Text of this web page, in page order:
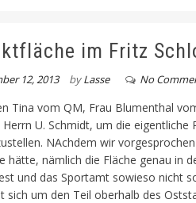
im Fritz
12, 2013 byLasse No
Tina vom QM, Frau Blumenthal
U. Schmidt, um die
NAchdem wir
hätte, nämlich die Fläche genau in
und das Sportamt sowieso nicht
sich um den Teil oberhalb des